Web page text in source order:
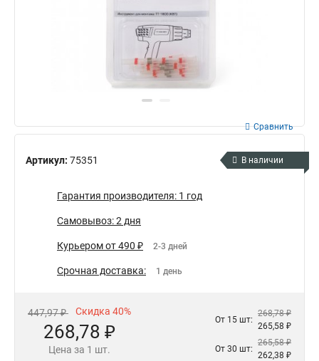
Артикул: 75351
Сравнить
В наличии
Гарантия производителя: 1 год
Самовывоз: 2 дня
Курьером от 490 ₽ 2-3 дней
Срочная доставка: 1 день
447,97 ₽ Скидка 40%
268,78 ₽
Цена за 1 шт.
От 15 шт:
268,78 ₽
265,58 ₽
От 30 шт:
265,58 ₽
262,38 ₽